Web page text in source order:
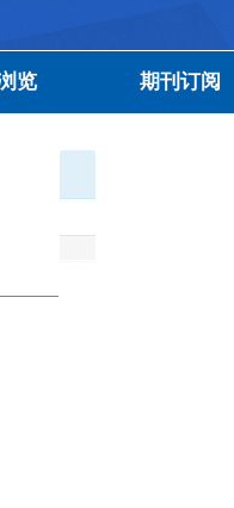
览 期刊订阅